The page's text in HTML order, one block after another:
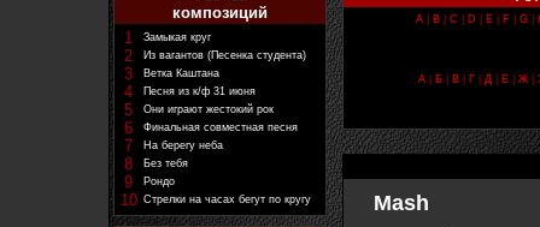
композиций
1
Замыкая круг
2 Из вагантов (Песенка студента)
3 Ветка Каштана
4 Песня из к/ф 31 июня
5 Они играют жестокий рок
6 Финальная совместная песня
7 На берегу неба
8 Без тебя
9 Рондо
10 Стрелки на часах бегут по кругу
A B C D E F G
А| Б| В| Г| Д| Е| Ж|
Mash